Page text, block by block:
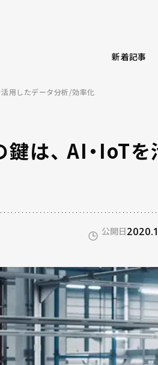
新着記事
用したデータ分析/効率化
は、 AI・IoT
公開日